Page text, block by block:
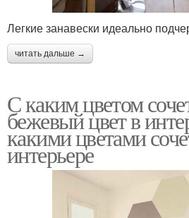
Легкие занавески идеально
читать дальше →
С каким цветом
бежевый цвет в
какими цветами
интерьере